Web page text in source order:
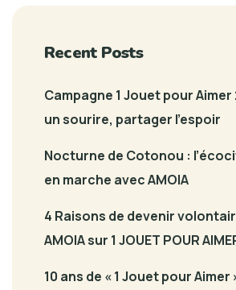
Recent Posts
Campagne 1 Jouet pour
un sourire, partager l’espoir
Nocturne de Cotonou :
en marche avec AMOIA
4 Raisons de devenir
AMOIA sur 1 JOUET POUR
10 ans de « 1 Jouet pour Aimer